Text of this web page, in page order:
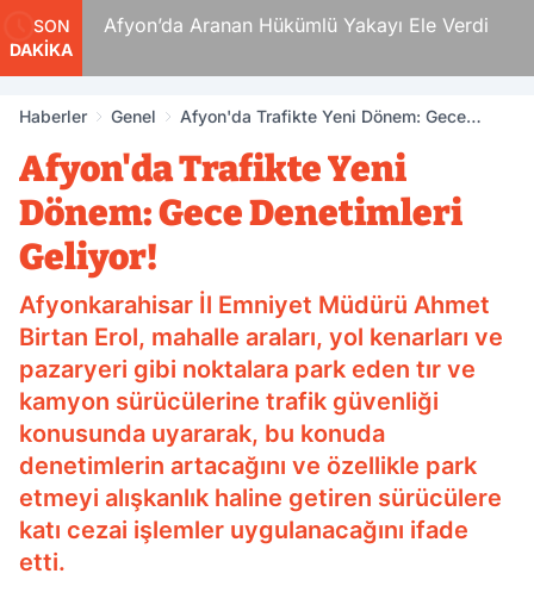
SON
DAKİKA
Afyon’da Aranan Hükümlü Yakayı Ele Verdi
Haberler Genel
Afyon'da Trafikte Yeni Dönem: Gece
Afyon'da Trafikte Yeni
Dönem: Gece Denetimleri
Geliyor!
Afyonkarahisar İl Emniyet Müdürü Ahmet
Birtan Erol, mahalle araları, yol kenarları ve
pazaryeri gibi noktalara park eden tır ve
kamyon sürücülerine trafik güvenliği
konusunda uyararak, bu konuda
denetimlerin artacağını ve özellikle park
etmeyi alışkanlık haline getiren sürücülere
katı cezai işlemler uygulanacağını ifade
etti.